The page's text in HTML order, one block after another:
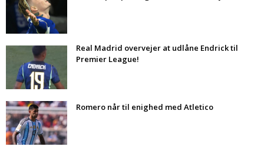
Real Madrid overvejer at udlåne Endrick til
Premier League!
Romero når til enighed med Atletico